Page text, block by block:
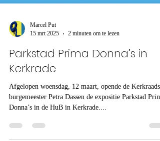
15 mrt 2025
2 minuten om te lezen
Parkstad Prima Donna’s in
Kerkrade
Afgelopen woensdag, 12 maart, opende de Kerkraadse
Donna’s in de HuB in Kerkrade....